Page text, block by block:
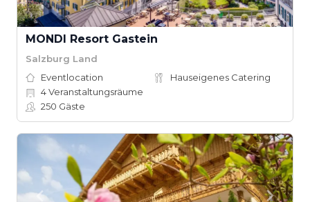
MONDI Resort Gastein
Salzburg Land
Eventlocation
Hauseigenes Catering
4Veranstaltungsräume
250 Gäste